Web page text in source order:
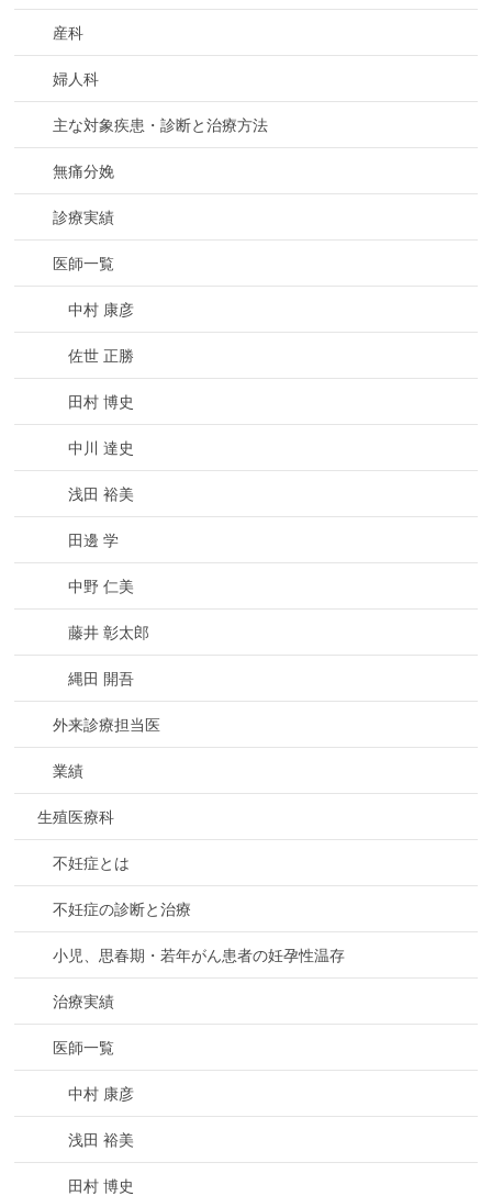
産科
婦人科
主な対象疾患・診断と治療方法
無痛分娩
診療実績
医師一覧
中村 康彦
佐世 正勝
田村 博史
中川 達史
浅田 裕美
田邊 学
中野 仁美
藤井 彰太郎
縄田 開吾
外来診療担当医
業績
生殖医療科
不妊症とは
不妊症の診断と治療
小児、思春期・若年がん患者の妊孕性温存
治療実績
医師一覧
中村 康彦
浅田 裕美
田村 博史